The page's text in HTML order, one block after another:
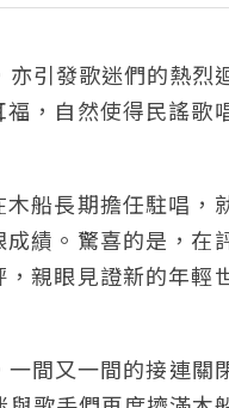
引發歌迷們的熱烈
，自然使得民謠歌
船長期擔任駐唱，
績。驚喜的是，在
親眼見證新的年輕
間又一間的接連關